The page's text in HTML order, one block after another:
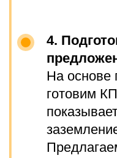
оборудование.
Сроки
Проектирование —
Монтаж — от 1
Все сроки и цены
договоре и не